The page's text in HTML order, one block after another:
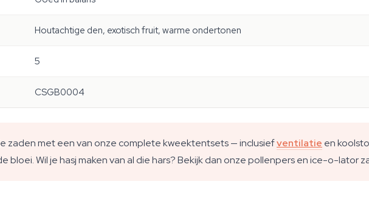
Houtachtige den, exotisch fruit, warme ondertonen
5
CSGB0004
zaden met een van onze complete kweektentsets — inclusiefventilatie en
bloei. Wil je hasj maken van al die hars? Bekijk dan onze pollenpers en ice-o-lator